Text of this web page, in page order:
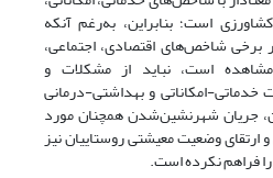
است؛ بنابراین، به‌رغم آنکه
شاخص‌های اقتصادی، اجتماعی،
است، نباید از مشکلات و
خدماتی-امکاناتی و بهداشتی-درمانی
جریان شهرنشین‌شدن همچنان مورد
وضعیت معیشتی روستاییان نیز
فراهم نکرده است.